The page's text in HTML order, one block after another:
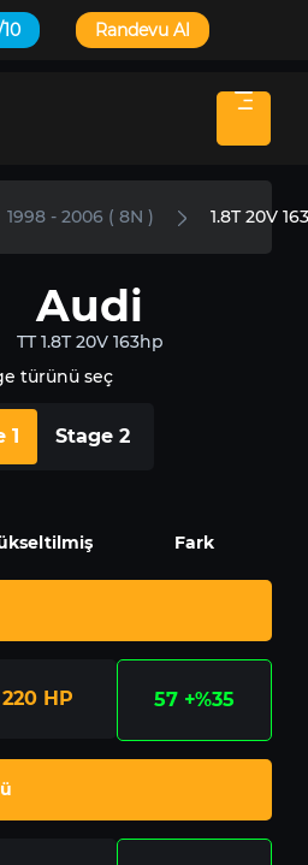
Randevu Al
1998 - 2006 ( 8N ) 1.8T 20V
Audi
TT 1.8T 20V 163hp
türünü seç
1 Stage 2
Fark
220 HP 57 +%35